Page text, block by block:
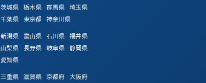
茨城県 栃木県 群馬県 埼玉県
千葉県
東京都
神奈川県
新潟県 富山県 石川県 福井県
山梨県
長野県 岐阜県 静岡県
愛知県
三重県 滋賀県 京都府
大阪府